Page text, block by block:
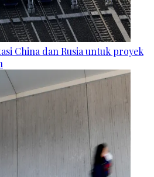
China dan Rusia untuk proyek